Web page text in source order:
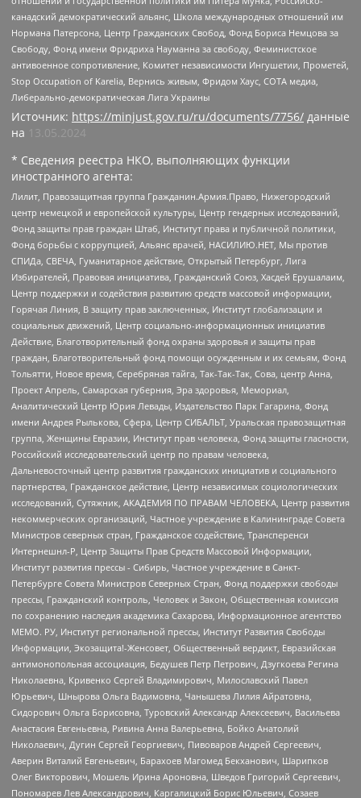
канадский демократический альянс, Школа международных отношений им
Нормана Патерсона, Центр Гражданских Свобод, Фонд Бориса Немцова за
Свободу, Фонд имени Фридриха Науманна за свободу, Феминистское
антивоенное сопротивление, Комитет независимости Ингушетии, Прометей,
Stop Occupation of Karelia, Вернись живым, Фридом Хаус, СОТА медиа,
Либерально-демократическая Лига Украины
Источник: https://minjust.gov.ru/ru/documents/7756/ данные
на
13.05.2024
* Сведения реестра НКО, выполняющих функции
иностранного агента:
Лилит, Правозащитная группа Гражданин.Армия.Право, Нижегородский
центр немецкой и европейской культуры, Центр гендерных исследований,
Фонд защиты прав граждан Штаб, Институт права и публичной политики,
Фонд борьбы с коррупцией, Альянс врачей, НАСИЛИЮ.НЕТ, Мы против
СПИДа, СВЕЧА, Гуманитарное действие, Открытый Петербург, Лига
Избирателей, Правовая инициатива, Гражданский Союз, Хасдей Ерушалаим,
Центр поддержки и содействия развитию средств массовой информации,
Горячая Линия, В защиту прав заключенных, Институт глобализации и
социальных движений, Центр социально-информационных инициатив
Действие, Благотворительный фонд охраны здоровья и защиты прав
граждан, Благотворительный фонд помощи осужденным и их семьям, Фонд
Тольятти, Новое время, Серебряная тайга, Так-Так-Так, Сова, центр Анна,
Проект Апрель, Самарская губерния, Эра здоровья, Мемориал,
Аналитический Центр Юрия Левады, Издательство Парк Гагарина, Фонд
имени Андрея Рылькова, Сфера, Центр СИБАЛЬТ, Уральская правозащитная
группа, Женщины Евразии, Институт прав человека, Фонд защиты гласности,
Российский исследовательский центр по правам человека,
Дальневосточный центр развития гражданских инициатив и социального
партнерства, Гражданское действие, Центр независимых социологических
исследований, Сутяжник, АКАДЕМИЯ ПО ПРАВАМ ЧЕЛОВЕКА, Центр развития
некоммерческих организаций, Частное учреждение в Калининграде Совета
Министров северных стран, Гражданское содействие, Трансперенси
Интернешнл-Р, Центр Защиты Прав Средств Массовой Информации,
Институт развития прессы - Сибирь, Частное учреждение в Санкт-
Петербурге Совета Министров Северных Стран, Фонд поддержки свободы
прессы, Гражданский контроль, Человек и Закон, Общественная комиссия
по сохранению наследия академика Сахарова, Информационное агентство
МЕМО. РУ, Институт региональной прессы, Институт Развития Свободы
Информации, Экозащита!-Женсовет, Общественный вердикт, Евразийская
антимонопольная ассоциация, Бедушев Петр Петрович, Дзугкоева Регина
Николаевна, Кривенко Сергей Владимирович, Милославский Павел
Юрьевич, Шнырова Ольга Вадимовна, Чанышева Лилия Айратовна,
Сидорович Ольга Борисовна, Туровский Александр Алексеевич, Васильева
Анастасия Евгеньевна, Ривина Анна Валерьевна, Бойко Анатолий
Николаевич, Дугин Сергей Георгиевич, Пивоваров Андрей Сергеевич,
Аверин Виталий Евгеньевич, Барахоев Магомед Бекханович, Шарипков
Олег Викторович, Мошель Ирина Ароновна, Шведов Григорий Сергеевич,
Пономарев Лев Александрович, Каргалицкий Борис Юльевич, Созаев